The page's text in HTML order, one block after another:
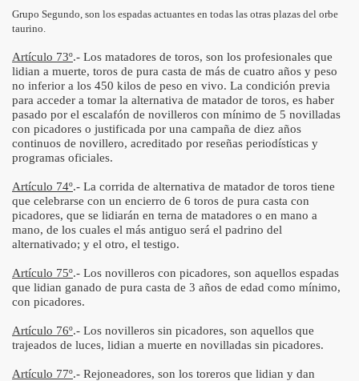
Grupo Segundo, son los espadas actuantes en todas las otras plazas del orbe
taurino.
Artículo 73º.- Los matadores de toros, son los profesionales que
lidian a muerte, toros de pura casta de más de cuatro años y peso
no inferior a los 450 kilos de peso en vivo. La condición previa
para acceder a tomar la alternativa de matador de toros, es haber
pasado por el escalafón de novilleros con mínimo de 5 novilladas
con picadores o justificada por una campaña de diez años
continuos de novillero, acreditado por reseñas periodísticas y
programas oficiales.
Artículo 74º.- La corrida de alternativa de matador de toros tiene
que celebrarse con un encierro de 6 toros de pura casta con
picadores, que se lidiarán en terna de matadores o en mano a
mano, de los cuales el más antiguo será el padrino del
alternativado; y el otro, el testigo.
Artículo 75º.- Los novilleros con picadores, son aquellos espadas
que lidian ganado de pura casta de 3 años de edad como mínimo,
con picadores.
Artículo 76º.- Los novilleros sin picadores, son aquellos que
trajeados de luces, lidian a muerte en novilladas sin picadores.
Artículo 77º.- Rejoneadores, son los toreros que lidian y dan